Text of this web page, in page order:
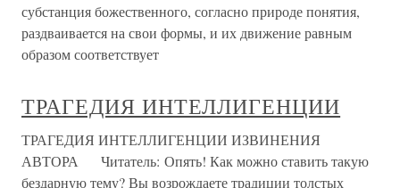
субстанция божественного, согласно природе понятия,
раздваивается на свои формы, и их движение равным
образом соответствует
ТРАГЕДИЯ ИНТЕЛЛИГЕНЦИИ
ТРАГЕДИЯ ИНТЕЛЛИГЕНЦИИ ИЗВИНЕНИЯ
АВТОРА Читатель: Опять! Как можно ставить такую
бездарную тему? Вы возрождаете традиции толстых